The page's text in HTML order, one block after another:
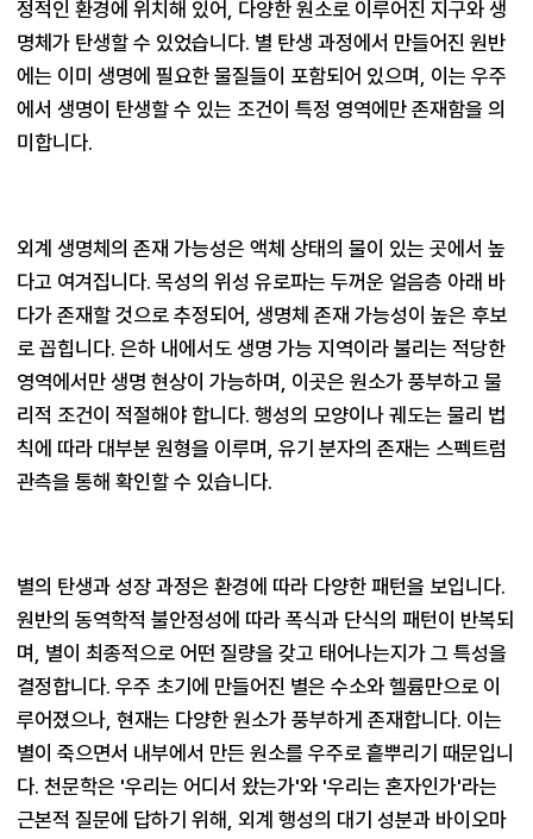
정적인 환경에 위치해 있어, 다양한 원소로 이루어진 지구와 생
명체가 탄생할 수 있었습니다. 별 탄생 과정에서 만들어진 원반
에는 이미 생명에 필요한 물질들이 포함되어 있으며, 이는 우주
에서 생명이 탄생할 수 있는 조건이 특정 영역에만 존재함을 의
외계 생명체의 존재 가능성은 액체 상태의 물이 있는 곳에서 높
다고 여겨집니다. 목성의 위성 유로파는 두꺼운 얼음층 아래 바
다가 존재할 것으로 추정되어, 생명체 존재 가능성이 높은 후보
로 꼽힙니다. 은하 내에서도 생명 가능 지역이라 불리는 적당한
영역에서만 생명 현상이 가능하며, 이곳은 원소가 풍부하고 물
리적 조건이 적절해야 합니다. 행성의 모양이나 궤도는 물리 법
칙에 따라 대부분 원형을 이루며, 유기 분자의 존재는 스펙트럼
별의 탄생과 성장 과정은 환경에 따라 다양한 패턴을 보입니다.
원반의 동역학적 불안정성에 따라 폭식과 단식의 패턴이 반복되
며, 별이 최종적으로 어떤 질량을 갖고 태어나는지가 그 특성을
결정합니다. 우주 초기에 만들어진 별은 수소와 헬륨만으로 이
루어졌으나, 현재는 다양한 원소가 풍부하게 존재합니다. 이는
별이 죽으면서 내부에서 만든 원소를 우주로 흩뿌리기 때문입니
다. 천문학은 '우리는 어디서 왔는가'와 '우리는 혼자인가'라는
근본적 질문에 답하기 위해, 외계 행성의 대기 성분과 바이오마